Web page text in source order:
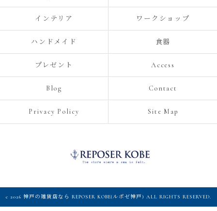
インテリア ワークショップ
ハンドメイド 食器
プレゼント Access
Blog Contact
Privacy Policy Site Map
c 2026 神戸の雑貨店なら REPOSER KOBE(ルポゼ神戸) ALL RIGHTS RESERVED.